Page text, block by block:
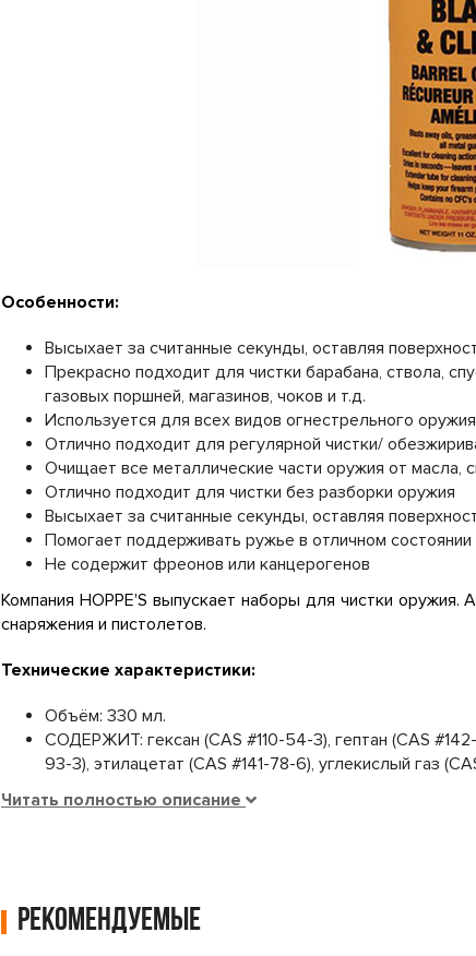
Особенности:
Высыхает за считанные секунды, оставляя
Прекрасно подходит для чистки барабана, ствола,
газовых поршней, магазинов, чоков и т.д.
Используется для всех видов огнестрельного
Отлично подходит для регулярной чистки/
Очищает все металлические части оружия от масла,
Отлично подходит для чистки без разборки оружия
Высыхает за считанные секунды, оставляя
Помогает поддерживать ружье в отличном состоянии
Не содержит фреонов или канцерогенов
Компания HOPPE'S выпускает наборы для чистки
снаряжения и пистолетов.
Технические характеристики:
Объём: 330 мл.
СОДЕРЖИТ: гексан (CAS #110-54-3), гептан (CAS
93-3), этилацетат (CAS #141-78-6), углекислый газ
Читать полностью описание
Рекомендуемые